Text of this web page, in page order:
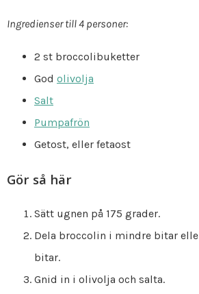
Ingredienser till 4 personer:
2 st broccolibuketter
God olivolja
Salt
Pumpafrön
Getost, eller fetaost
Gör så här
Sätt ugnen på 175 grader.
Dela broccolin i mindre bitar
bitar.
Gnid in i olivolja och salta.